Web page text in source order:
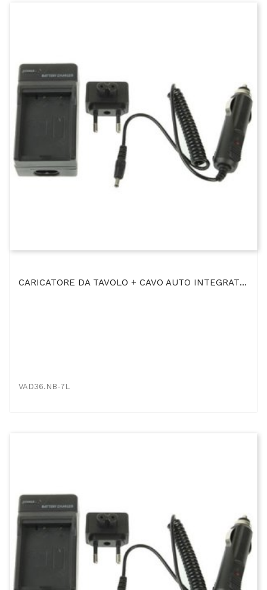
CARICATORE DA TAVOLO + CAVO AUTO INTEGRATO NB-7L Per CANON POWERSHOT G10, POWERSHOT G10 IS,...
VAD36.NB-7L